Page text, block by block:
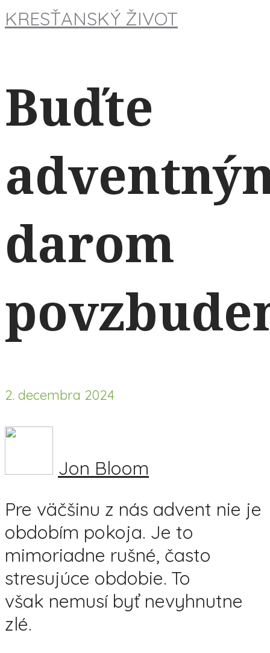
KRESŤANSKÝ ŽIVOT
Buďte
darom
2. decembra 2024
Jon Bloom
Pre väčšinu z nás advent nie je
obdobím pokoja. Je to
mimoriadne rušné, často
stresujúce obdobie. To
však nemusí byť nevyhnutne
zlé.